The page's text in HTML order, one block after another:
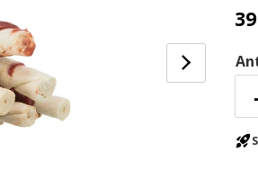
39
rocket_launch